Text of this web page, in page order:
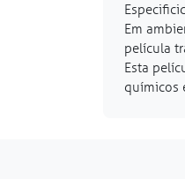
Em
película
Esta
químicos